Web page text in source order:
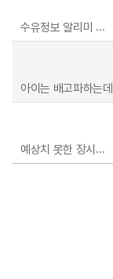
수유정보 알리미 후기
아이는 배고파하는데
예상치 못한 장시간 외출의 구원